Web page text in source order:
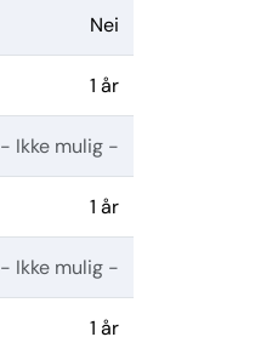
Nei
1 år
- Ikke mulig -
1 år
- Ikke mulig -
1 år